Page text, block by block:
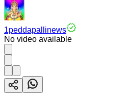
1peddapallinews
No video available